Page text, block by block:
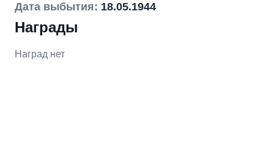
Дата выбытия: 18.05.1944
Награды
Наград нет